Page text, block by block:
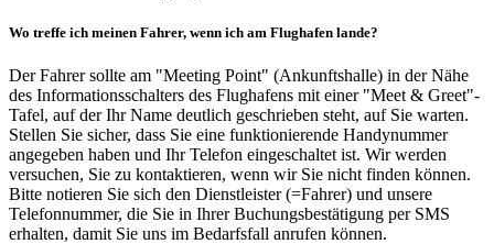
Wo treffe ich meinen Fahrer, wenn ich am Flughafen lande?
Der Fahrer sollte am "Meeting Point" (Ankunftshalle) in der Nähe
des Informationsschalters des Flughafens mit einer "Meet & Greet"-
Tafel, auf der Ihr Name deutlich geschrieben steht, auf Sie warten.
Stellen Sie sicher, dass Sie eine funktionierende Handynummer
angegeben haben und Ihr Telefon eingeschaltet ist. Wir werden
versuchen, Sie zu kontaktieren, wenn wir Sie nicht finden können.
Bitte notieren Sie sich den Dienstleister (=Fahrer) und unsere
Telefonnummer, die Sie in Ihrer Buchungsbestätigung per SMS
erhalten, damit Sie uns im Bedarfsfall anrufen können.